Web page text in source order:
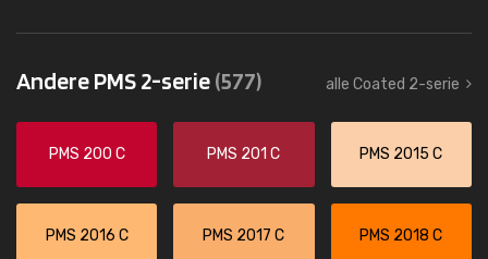
Andere PMS 2-serie(577) alle Coated 2-serie
PMS 200 C PMS 201 C PMS 2015 C
PMS 2016 C PMS 2017 C PMS 2018 C